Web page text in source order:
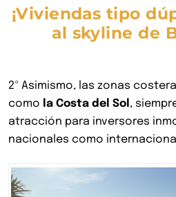
¡Viviendas tipo
al skyline de
2º Asimismo, las zonas
como la Costa del Sol,
atracción para inversores
nacionales como